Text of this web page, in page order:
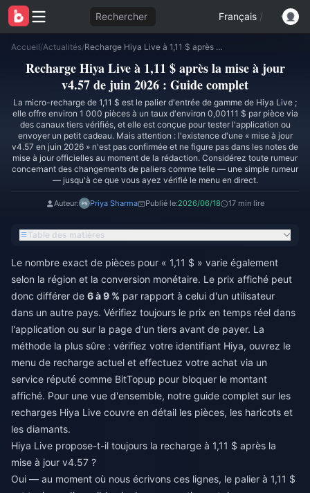
Rechercher Français /
Accueil/Actualités/ Recharge Hiya Live à 1,11 $ après la mise à jour v4.57 de juin 2026 : Guide complet
Recharge Hiya Live à 1,11 $ après la mise à jour
v4.57 de juin 2026 : Guide complet
La micro-recharge de 1,11 $ est le palier d'entrée de gamme de Hiya Live ;
elle offre environ 1 000 pièces à un taux d'environ 0,00111 $ par pièce via
des canaux tiers vérifiés, et elle est conçue pour tester l'application ou
envoyer un petit cadeau. Mais attention : l'existence d'une « mise à jour
v4.57 en juin 2026 » n'est pas confirmée et ne figure pas dans les notes de
mise à jour officielles au moment de la rédaction. Considérez toute rumeur
concernant des changements de paliers comme telle — une simple rumeur
— jusqu'à ce que vous ayez vérifié le menu en direct.
Auteur: Priya Sharma Publié le:2026/06/18 17 min lire
Table des matières
Le nombre exact de pièces pour « 1,11 $ » varie également
selon la région et la conversion monétaire. Le prix affiché peut
donc différer de 6 à 9 % par rapport à celui d'un utilisateur
dans un autre pays. Vérifiez toujours le prix en temps réel dans
l'application ou sur la page d'un tiers avant de payer. La
méthode la plus sûre : vérifiez votre identifiant Hiya, ouvrez le
menu de recharge actuel et effectuez votre achat via un
service réputé comme BitTopup pour bloquer le montant
affiché. Pour une vue d'ensemble, notre guide complet sur les
recharges Hiya Live couvre en détail les pièces, les haricots et
les diamants.
Hiya Live propose-t-il toujours la recharge à 1,11 $ après la
mise à jour v4.57 ?
Oui — au moment où nous écrivons ces lignes, le palier à 1,11 $